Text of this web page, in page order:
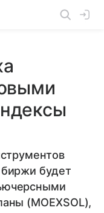
будет
(MOEXSOL),